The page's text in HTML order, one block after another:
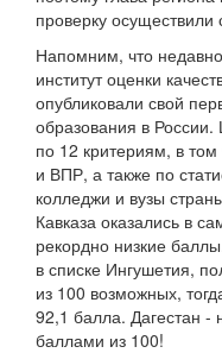
проверку
Напомним, что недавно
институт оценки
опубликовали свой
образования в России.
по 12 критериям, в
и ВПР, а также по
колледжи и вузы
Кавказа оказались в
рекордно низкие
в списке Ингушетия,
из 100 возможных,
92,1 балла. Дагестан -
баллами из 100!